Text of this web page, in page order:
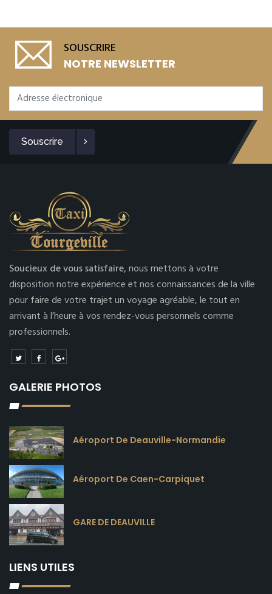
SOUSCRIRE
NOTRE NEWSLETTER
Souscrire
Soucieux de vous satisfaire,nous mettons à votre
disposition notre expérience et nos connaissances de la ville
pour faire de votre trajet un voyage agréable, le tout en
arrivant à l’heure à vos rendez-vous personnels comme
professionnels.
GALERIE PHOTOS
Aéroport De Deauville-Normandie
Aéroport De Caen-Carpiquet
GARE DE DEAUVILLE
LIENS UTILES